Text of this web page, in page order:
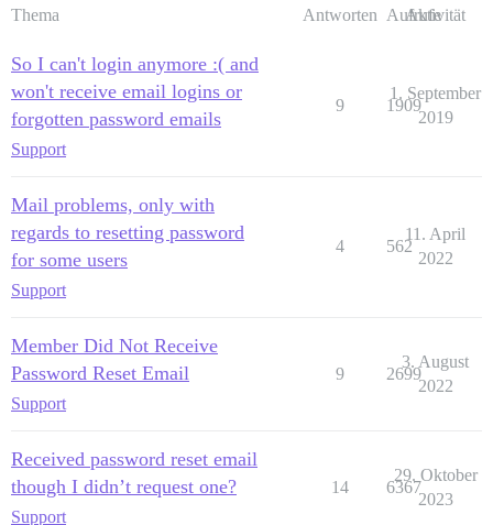
Thema Antworten Aufrufe
Aktivität
So I can't login anymore :( and
won't receive email logins or
forgotten password emails
Support
9 1909
1. September
2019
Mail problems, only with
regards to resetting password
for some users
Support
4 562
11. April
2022
Member Did Not Receive
Password Reset Email
Support
9 2699
3. August
2022
Received password reset email
though I didn’t request one?
Support
14 6367
29. Oktober
2023